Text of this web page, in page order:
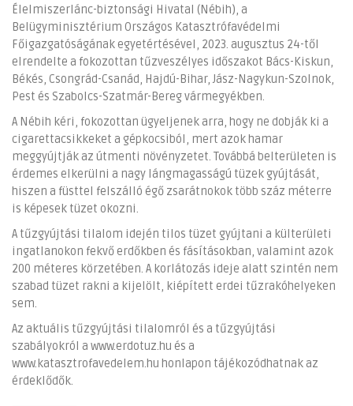
Élelmiszerlánc-biztonsági Hivatal (Nébih), a
Belügyminisztérium Országos Katasztrófavédelmi
Főigazgatóságának egyetértésével, 2023. augusztus 24-től
elrendelte a fokozottan tűzveszélyes időszakot Bács-Kiskun,
Békés, Csongrád-Csanád, Hajdú-Bihar, Jász-Nagykun-Szolnok,
Pest és Szabolcs-Szatmár-Bereg vármegyékben.
A Nébih kéri, fokozottan ügyeljenek arra, hogy ne dobják ki a
cigarettacsikkeket a gépkocsiból, mert azok hamar
meggyújtják az útmenti növényzetet. Továbbá belterületen is
érdemes elkerülni a nagy lángmagasságú tüzek gyújtását,
hiszen a füsttel felszálló égő zsarátnokok több száz méterre
is képesek tüzet okozni.
A tűzgyújtási tilalom idején tilos tüzet gyújtani a külterületi
ingatlanokon fekvő erdőkben és fásításokban, valamint azok
200 méteres körzetében. A korlátozás ideje alatt szintén nem
szabad tüzet rakni a kijelölt, kiépített erdei tűzrakóhelyeken
sem.
Az aktuális tűzgyújtási tilalomról és a tűzgyújtási
szabályokról a www.erdotuz.hu és a
www.katasztrofavedelem.hu honlapon tájékozódhatnak az
érdeklődők.